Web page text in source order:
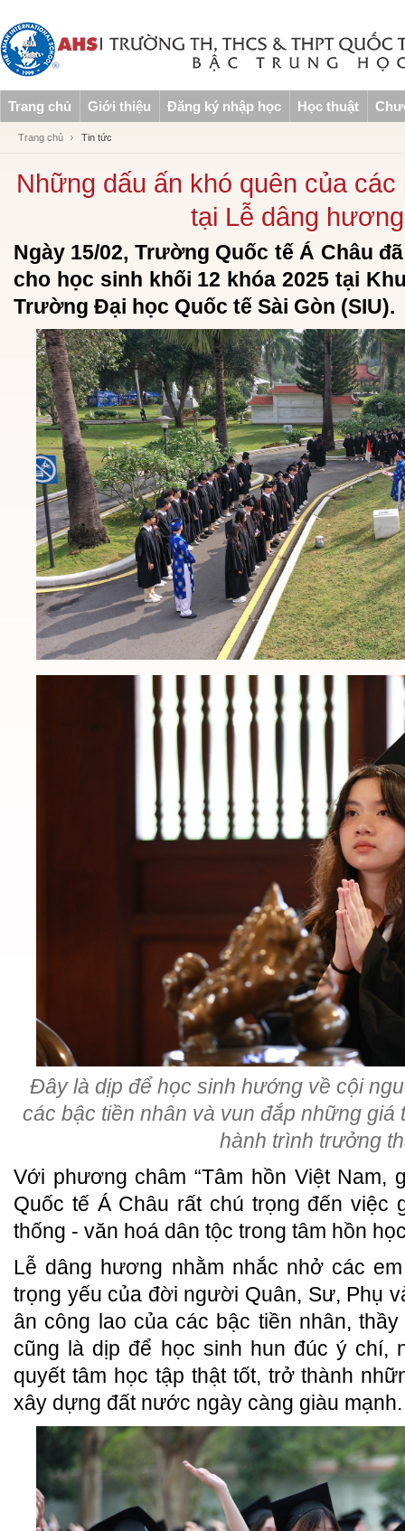
Trang chủ Giới thiệu Đăng ký nhập học Học thuật
Trang chủ Tin tức
Những dấu ấn khó quên của
tại Lễ dâng
Ngày 15/02, Trường Quốc tế Á Châu
cho học sinh khối 12 khóa 2025 tại
Trường Đại học Quốc tế Sài Gòn (SIU).
Đây là dịp để học sinh hướng về cội
các bậc tiền nhân và vun đắp những giá
hành trình trưởng
Với phương châm “Tâm hồn Việt Nam,
Quốc tế Á Châu rất chú trọng đến việc
thống - văn hoá dân tộc trong tâm hồn
Lễ dâng hương nhằm nhắc nhở các
trọng yếu của đời người Quân, Sư, Phụ
ân công lao của các bậc tiền nhân,
cũng là dịp để học sinh hun đúc ý chí,
quyết tâm học tập thật tốt, trở thành
xây dựng đất nước ngày càng giàu mạnh.